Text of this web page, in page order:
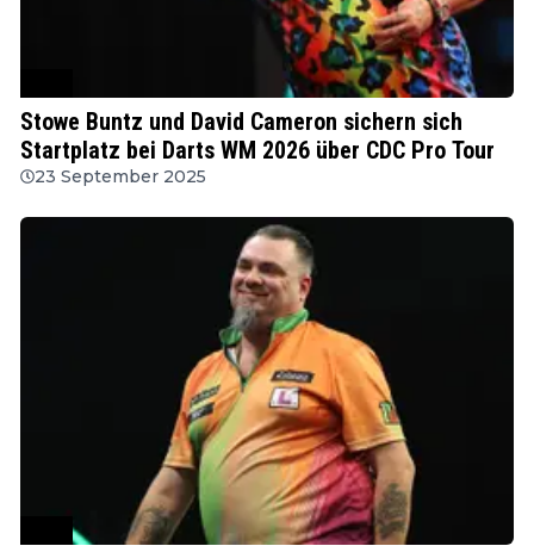
Stowe Buntz und David Cameron sichern sich
Startplatz bei Darts WM 2026 über CDC Pro Tour
23 September 2025